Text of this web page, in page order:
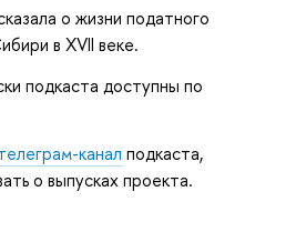
о жизни податного
в XVII веке.
подкаста доступны по
канал подкаста,
о выпусках проекта.